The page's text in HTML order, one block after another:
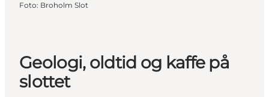
Foto: Broholm Slot
Geologi, oldtid og kaffe på
slottet